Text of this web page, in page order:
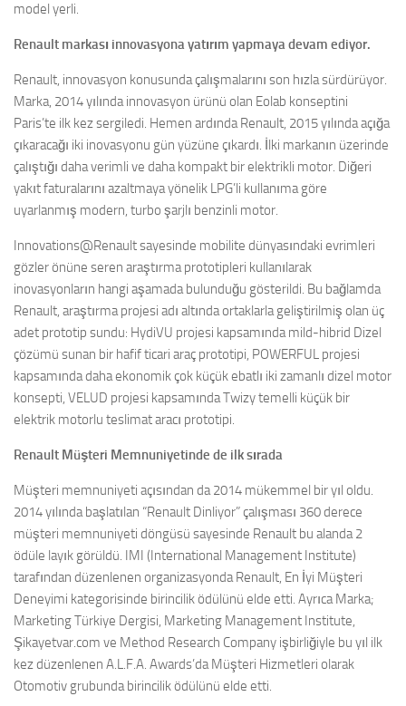
model yerli.
Renault markası innovasyona yatırım yapmaya devam ediyor.
Renault, innovasyon konusunda çalışmalarını son hızla sürdürüyor.
Marka, 2014 yılında innovasyon ürünü olan Eolab konseptini
Paris’te ilk kez sergiledi. Hemen ardında Renault, 2015 yılında açığa
çıkaracağı iki inovasyonu gün yüzüne çıkardı. İlki markanın üzerinde
çalıştığı daha verimli ve daha kompakt bir elektrikli motor. Diğeri
yakıt faturalarını azaltmaya yönelik LPG’li kullanıma göre
uyarlanmış modern, turbo şarjlı benzinli motor.
Innovations@Renault sayesinde mobilite dünyasındaki evrimleri
gözler önüne seren araştırma prototipleri kullanılarak
inovasyonların hangi aşamada bulunduğu gösterildi. Bu bağlamda
Renault, araştırma projesi adı altında ortaklarla geliştirilmiş olan üç
adet prototip sundu: HydiVU projesi kapsamında mild-hibrid Dizel
çözümü sunan bir hafif ticari araç prototipi, POWERFUL projesi
kapsamında daha ekonomik çok küçük ebatlı iki zamanlı dizel motor
konsepti, VELUD projesi kapsamında Twizy temelli küçük bir
elektrik motorlu teslimat aracı prototipi.
Renault Müşteri Memnuniyetinde de ilk sırada
Müşteri memnuniyeti açısından da 2014 mükemmel bir yıl oldu.
2014 yılında başlatılan “Renault Dinliyor” çalışması 360 derece
müşteri memnuniyeti döngüsü sayesinde Renault bu alanda 2
ödüle layık görüldü. IMI (International Management Institute)
tarafından düzenlenen organizasyonda Renault, En İyi Müşteri
Deneyimi kategorisinde birincilik ödülünü elde etti. Ayrıca Marka;
Marketing Türkiye Dergisi, Marketing Management Institute,
Şikayetvar.com ve Method Research Company işbirliğiyle bu yıl ilk
kez düzenlenen A.L.F.A. Awards’da Müşteri Hizmetleri olarak
Otomotiv grubunda birincilik ödülünü elde etti.